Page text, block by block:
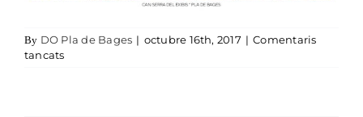
By DO Pla de Bages | octubre 16th, 2017 | Comentaris
tancatsa can serra 6 vinya i masia